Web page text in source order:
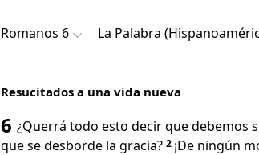
Romanos 6 La Palabra
Resucitados a una vida nueva
6 ¿Querrá todo esto decir que debemos
que se desborde la gracia? 2 ¡De ningún